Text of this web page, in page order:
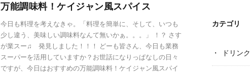
万能調味料！ケイジャン風スパイス
今日も料理を考えなきゃ。「料理を簡単に、そして、いつも
少し違う、美味しい調味料なんて無いかぁ。。。」 ！？ さす
が業スー♫ 発見しました！！！ どーも皆さん、今日も業務
スーパーを活用していますか？お世話になりっぱなしの日々
ですが、今日はおすすめの万能調味料！ケイジャン風スパイ
カテゴリ
ドリンク